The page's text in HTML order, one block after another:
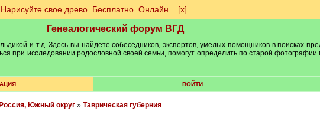
Нарисуйте свое древо. Бесплатно. Онлайн. [х]
Генеалогический форум ВГД
и т.д. Здесь вы найдете собеседников, экспертов, умелых помощников в поисках
при исследовании родословной своей семьи, помогут определить по старой
ВОЙТИ
Россия, Южный округ» Таврическая губерния